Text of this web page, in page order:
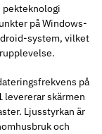
pekteknologi
på Windows-
system, vilket
på
levererar skärmen
Ljusstyrkan är
och